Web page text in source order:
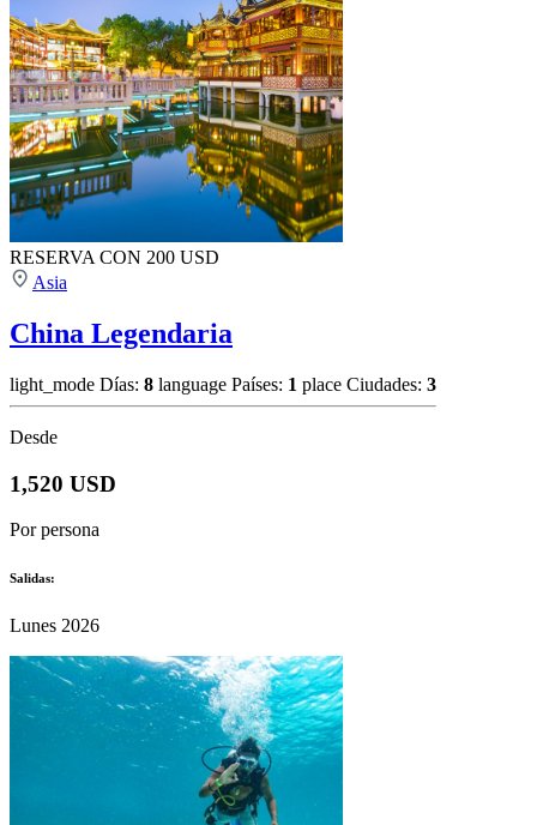
RESERVA CON 200 USD
Asia
China Legendaria
light_mode Días: 8 language Países: 1 place Ciudades: 3
Desde
1,520 USD
Por persona
Salidas:
Lunes 2026